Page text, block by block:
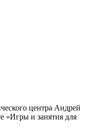
центра Андрей
«Игры и занятия для